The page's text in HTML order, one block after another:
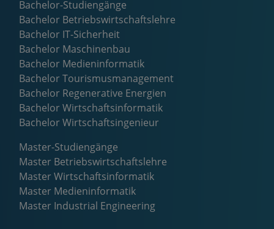
Bachelor-Studiengänge
Bachelor Betriebswirtschaftslehre
Bachelor IT-Sicherheit
Bachelor Maschinenbau
Bachelor Medieninformatik
Bachelor Tourismusmanagement
Bachelor Regenerative Energien
Bachelor Wirtschaftsinformatik
Bachelor Wirtschaftsingenieur
Master-Studiengänge
Master Betriebswirtschaftslehre
Master Wirtschaftsinformatik
Master Medieninformatik
Master Industrial Engineering